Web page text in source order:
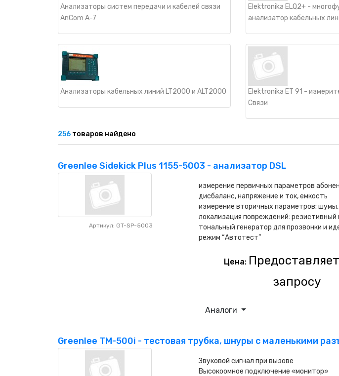
Анализаторы систем передачи и кабелей связи
AnCom A-7
Elektronika ELQ2+ -
анализатор кабельных
Анализаторы кабельных линий LT2000 и ALT2000
Elektronika ET 91 -
Связи
256 товаров найдено
Greenlee Sidekick Plus 1155-5003 - анализатор DSL
Артикул: GT-SP-5003
измерение первичных параметров
дисбаланс, напряжение и ток, емкость
измерение вторичных параметров:
локализация повреждений:
тональный генератор для прозвонки и
режим “Автотест”
Цена:
запросу
Аналоги
Greenlee TM-500i - тестовая трубка, шнуры с маленькими
Звуковой сигнал при вызове
Высокоомное подключение «монитор»